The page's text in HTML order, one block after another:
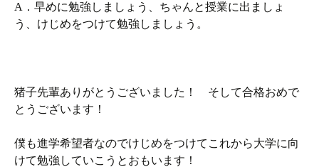
A．早めに勉強しましょう、ちゃんと授業に出ましょ
う、けじめをつけて勉強しましょう。
猪子先輩ありがとうございました！ そして合格おめで
とうございます！
僕も進学希望者なのでけじめをつけてこれから大学に向
けて勉強していこうとおもいます！